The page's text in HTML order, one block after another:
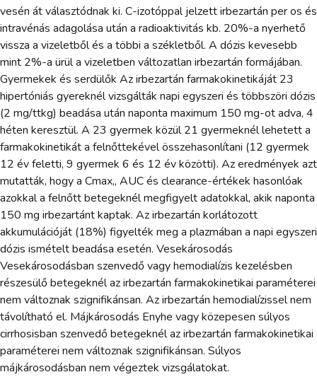
vesén át választódnak ki. C-izotóppal jelzett irbezartán per os és
intravénás adagolása után a radioaktivitás kb. 20%-a nyerhető
vissza a vizeletből és a többi a székletből. A dózis kevesebb
mint 2%-a ürül a vizeletben változatlan irbezartán formájában.
Gyermekek és serdülők Az irbezartán farmakokinetikáját 23
hipertóniás gyereknél vizsgálták napi egyszeri és többszöri dózis
(2 mg/ttkg) beadása után naponta maximum 150 mg-ot adva, 4
héten keresztül. A 23 gyermek közül 21 gyermeknél lehetett a
farmakokinetikát a felnőttekével összehasonlítani (12 gyermek
12 év feletti, 9 gyermek 6 és 12 év közötti). Az eredmények azt
mutatták, hogy a Cmax,, AUC és clearance-értékek hasonlóak
azokkal a felnőtt betegeknél megfigyelt adatokkal, akik naponta
150 mg irbezartánt kaptak. Az irbezartán korlátozott
akkumulációját (18%) figyelték meg a plazmában a napi egyszeri
dózis ismételt beadása esetén. Vesekárosodás
Vesekárosodásban szenvedő vagy hemodialízis kezelésben
részesülő betegeknél az irbezartán farmakokinetikai paraméterei
nem változnak szignifikánsan. Az irbezartán hemodialízissel nem
távolítható el. Májkárosodás Enyhe vagy közepesen súlyos
cirrhosisban szenvedő betegeknél az irbezartán farmakokinetikai
paraméterei nem változnak szignifikánsan. Súlyos
májkárosodásban nem végeztek vizsgálatokat.